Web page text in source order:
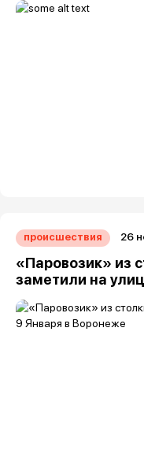
происшествия 26
«Паровозик» из
заметили на